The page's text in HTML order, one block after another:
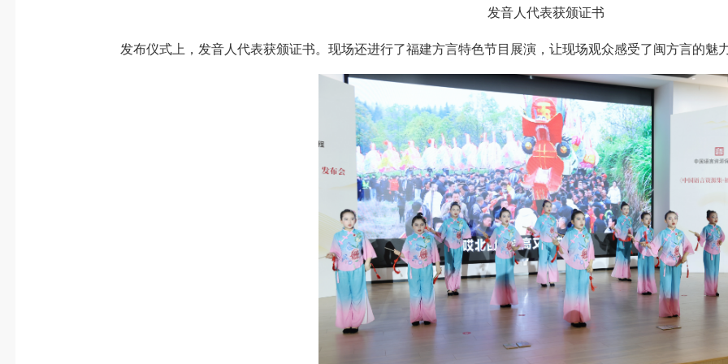
发音人代表获颁证书
发布仪式上，发音人代表获颁证书。现场还进行了福建方言特色节目展演，让现场观众感受了闽方言的魅